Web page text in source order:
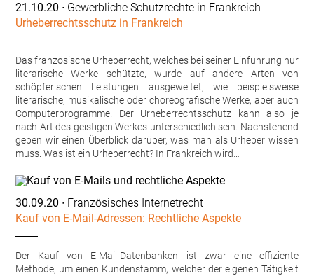
21.10.20 ∙ Gewerbliche Schutzrechte in Frankreich
Urheberrechtsschutz in Frankreich
Das französische Urheberrecht, welches bei seiner Einführung nur
literarische Werke schützte, wurde auf andere Arten von
schöpferischen Leistungen ausgeweitet, wie beispielsweise
literarische, musikalische oder choreografische Werke, aber auch
Computerprogramme. Der Urheberrechtsschutz kann also je
nach Art des geistigen Werkes unterschiedlich sein. Nachstehend
geben wir einen Überblick darüber, was man als Urheber wissen
muss. Was ist ein Urheberrecht? In Frankreich wird…
30.09.20 ∙ Französisches Internetrecht
Kauf von E-Mail-Adressen: Rechtliche Aspekte
Der Kauf von E-Mail-Datenbanken ist zwar eine effiziente
Methode, um einen Kundenstamm, welcher der eigenen Tätigkeit